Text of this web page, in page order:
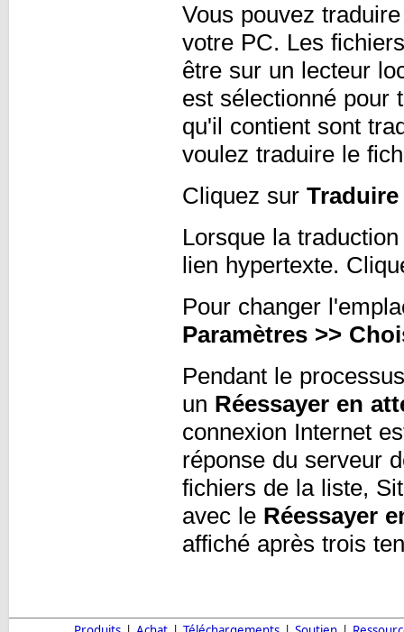
Vous pouvez
votre PC. Les
être sur un lecteur
est sélectionné pour
qu'il contient sont
voulez traduire le
Cliquez sur Traduire
Lorsque la
lien hypertexte.
Pour changer
Paramètres >>
Pendant le
un Réessayer en
connexion Internet
réponse du serveur
fichiers de la liste,
avec le Réessayer
affiché après trois